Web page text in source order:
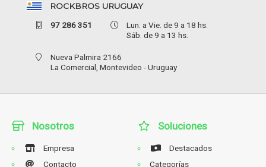
ROCKBROS URUGUAY
97 286 351
Lun. a Vie. de 9 a 18 hs.
Sáb. de 9 a 13 hs.
Nueva Palmira 2166
La Comercial, Montevideo - Uruguay
Nosotros
Empresa
Contacto
Soluciones
Destacados
Categorías